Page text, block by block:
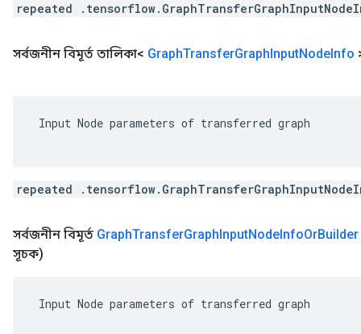
repeated
সর্বজনীন বিমূর্ত তালিকা< GraphTransferGraphInputNodeInfo
Input Node parameters of transferred graph
repeated
সর্বজনীন বিমূর্ত GraphTransferGraphInputNodeInfoOrBuilder
সূচক)
Input Node parameters of transferred graph